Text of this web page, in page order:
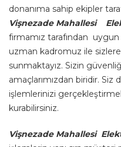
donanıma sahip ekipler
Vişnezade Mahallesi
firmamız tarafından
uzman kadromuz ile
sunmaktayız. Sizin
amaçlarımızdan biridir.
işlemlerinizi
kurabilirsiniz.
Vişnezade Mahallesi